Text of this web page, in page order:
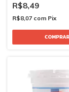
R$8,49
R$8,07 com Pix